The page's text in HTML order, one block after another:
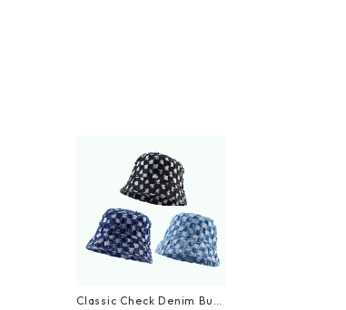
Classic Check Denim Buck